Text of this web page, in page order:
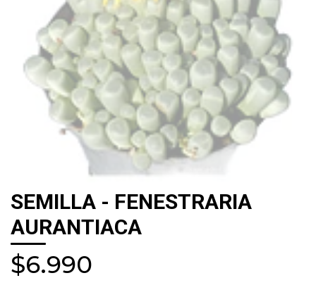
SEMILLA - FENESTRARIA
AURANTIACA
$6.990